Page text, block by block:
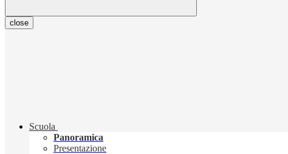
close
Scuola
Panoramica
Presentazione